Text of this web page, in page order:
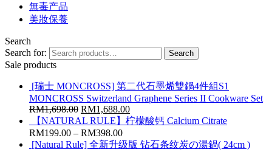
無毒产品
美妝保養
Search
Search for:
Search
Sale products
[瑞士 MONCROSS] 第二代石墨烯雙鍋4件組S1
MONCROSS Switzerland Graphene Series II Cookware Set
RM1,698.00 RM1,688.00
【NATURAL RULE】柠檬酸钙 Calcium Citrate
RM199.00 – RM398.00
[Natural Rule] 全新升级版 钻石条纹炭の湯鍋( 24cm )